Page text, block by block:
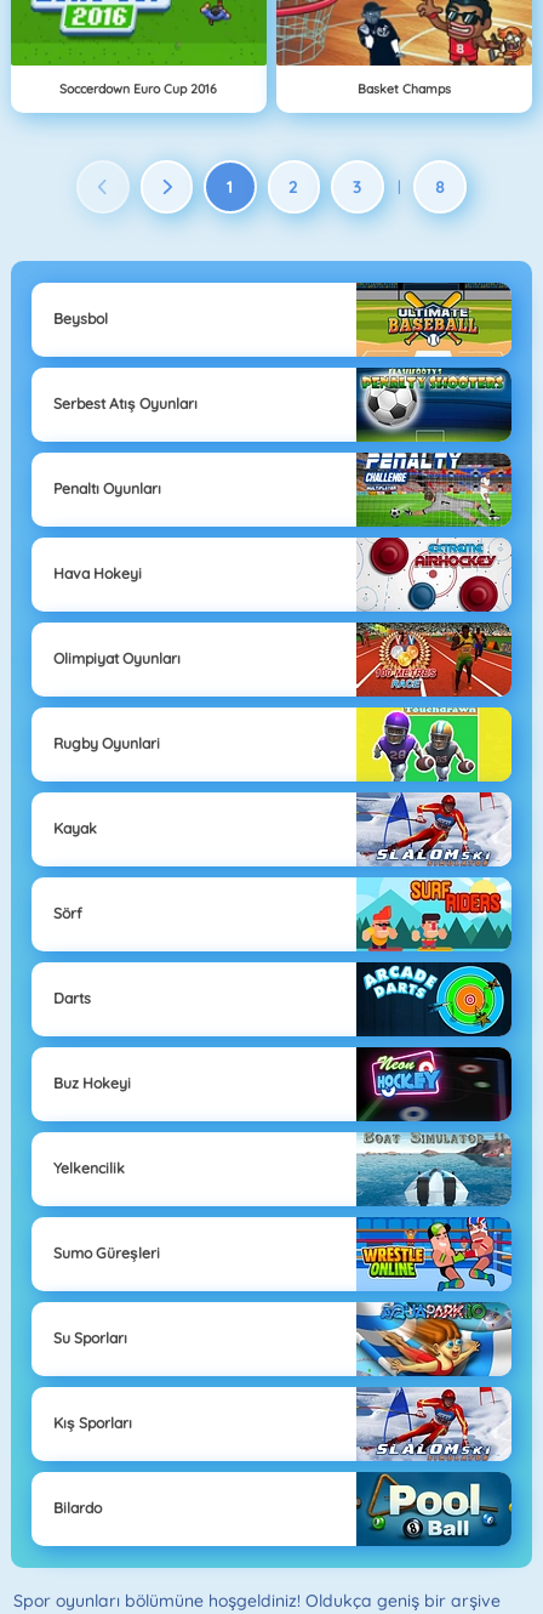
Soccerdown Euro Cup 2016 Basket Champs
1 2 3 | 8
Beysbol
Serbest Atış Oyunları
Penaltı Oyunları
Hava Hokeyi
Olimpiyat Oyunları
Rugby Oyunlari
Kayak
Sörf
Darts
Buz Hokeyi
Yelkencilik
Sumo Güreşleri
Su Sporları
Kış Sporları
Bilardo
Spor oyunları bölümüne hoşgeldiniz! Oldukça geniş bir arşive